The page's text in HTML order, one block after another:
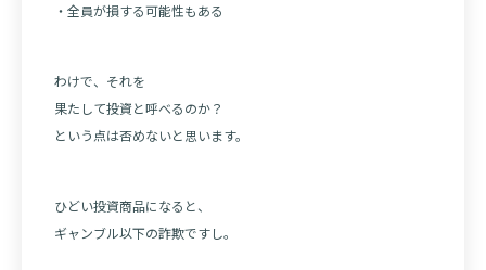
・全員が損する可能性もある
わけで、それを
果たして投資と呼べるのか？
という点は否めないと思います。
ひどい投資商品になると、
ギャンブル以下の詐欺ですし。